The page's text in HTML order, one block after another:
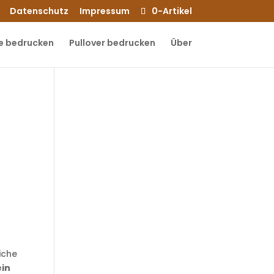
Datenschutz Impressum 0-Artikel
bedrucken Pullover bedrucken Über